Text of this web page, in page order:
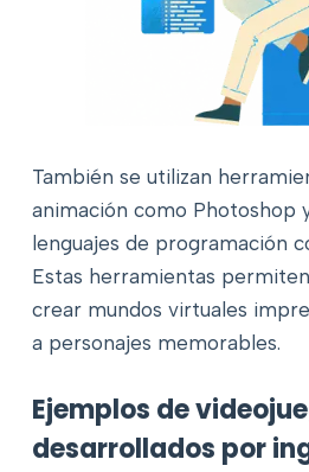
También se utilizan
animación como Photoshop
lenguajes de programación
Estas herramientas
crear mundos virtuales
a personajes memorables.
Ejemplos de
desarrollados por